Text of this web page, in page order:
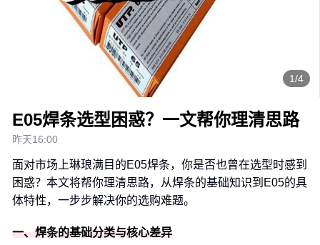
1/4
E05焊条选型困惑？一文帮你理清思路
昨天16:00
面对市场上琳琅满目的E05焊条，你是否也曾在选型时感到
困惑？本文将帮你理清思路，从焊条的基础知识到E05的具
体特性，一步步解决你的选购难题。
一、焊条的基础分类与核心差异